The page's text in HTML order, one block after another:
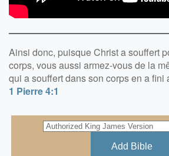
Ainsi donc, puisque Christ a souffert
corps, vous aussi armez-vous de la
qui a souffert dans son corps en a fini
1 Pierre 4:1
Add Bible